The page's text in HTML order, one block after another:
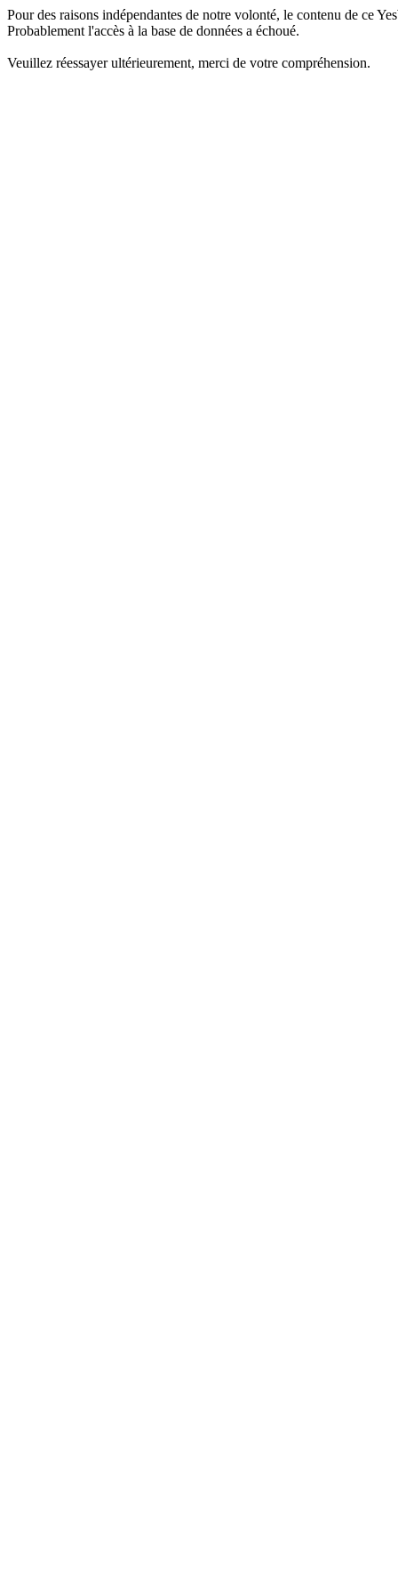
Pour des raisons indépendantes de notre volonté, le contenu de ce
Probablement l'accès à la base de données a échoué.
Veuillez réessayer ultérieurement, merci de votre compréhension.